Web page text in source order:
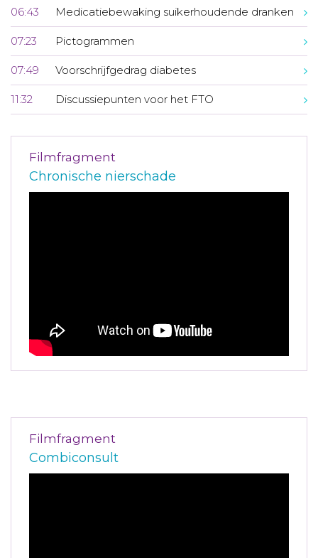
06:43 Medicatiebewaking suikerhoudende dranken
07:23 Pictogrammen
07:49 Voorschrijfgedrag diabetes
11:32 Discussiepunten voor het FTO
Filmfragment
Chronische nierschade
Filmfragment
Combiconsult